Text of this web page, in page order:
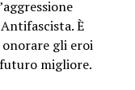
È
gli eroi
migliore.